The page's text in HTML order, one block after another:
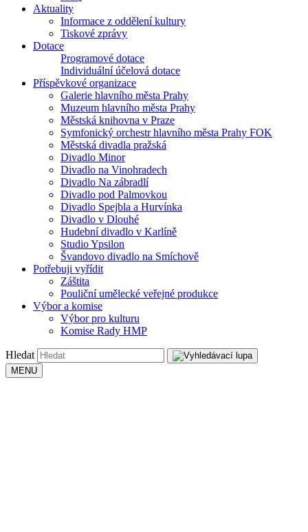
Aktuality
Informace z oddělení kultury
Tiskové zprávy
Dotace
Programové dotace
Individuální účelová dotace
Příspěvkové organizace
Galerie hlavního města Prahy
Muzeum hlavního města Prahy
Městská knihovna v Praze
Symfonický orchestr hlavního města Prahy FOK
Městská divadla pražská
Divadlo Minor
Divadlo na Vinohradech
Divadlo Na zábradlí
Divadlo pod Palmovkou
Divadlo Spejbla a Hurvínka
Divadlo v Dlouhé
Hudební divadlo v Karlíně
Studio Ypsilon
Švandovo divadlo na Smíchově
Potřebuji vyřídit
Záštita
Pouliční umělecké veřejné produkce
Výbor a komise
Výbor pro kulturu
Komise Rady HMP
Hledat
MENU